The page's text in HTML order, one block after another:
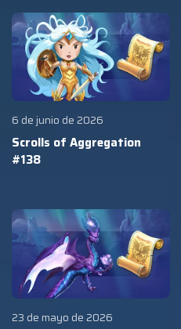
6 de junio de 2026
Scrolls of Aggregation
#138
23 de mayo de 2026